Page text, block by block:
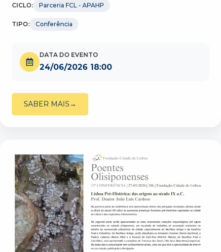
CICLO: Parceria FCL - APAHP
TIPO: Conferência
DATA DO EVENTO
24/06/2026 18:00
SABER MAIS